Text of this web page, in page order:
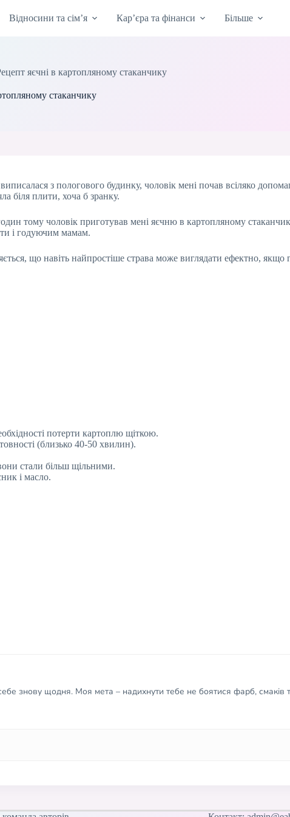
Відносини та сім’я Кар’єра та фінанси Більше
яєчні в картопляному стаканчику
стаканчику
з пологового будинку, чоловік мені почав всіляко
біля плити, хоча б зранку.
тому чоловік приготував мені яєчню в картопляному
і годуючим мамам.
що навіть найпростіше страва може виглядати ефектно, якщо
потерти картоплю щіткою.
(близько 40-50 хвилин).
стали більш щільними.
і масло.
знову щодня. Моя мета – надихнути тебе не боятися фарб, смаків